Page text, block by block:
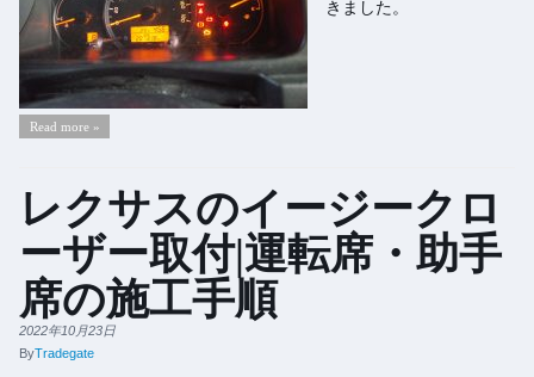
きました。
Read more »
レクサスのイージークロ
ーザー取付|運転席・助手
席の施工手順
2022年10月23日
ByTradegate